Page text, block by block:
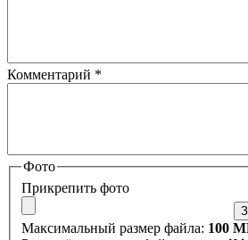
Комментарий *
Фото
Прикрепить фото
Максимальный размер файла: 100